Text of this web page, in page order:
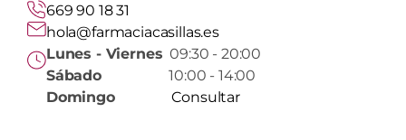
669 90 18 31
hola@farmaciacasillas.es
Lunes - Viernes 09:30 - 20:00
Sábado10:00 - 14:00
Domingo
Consultar